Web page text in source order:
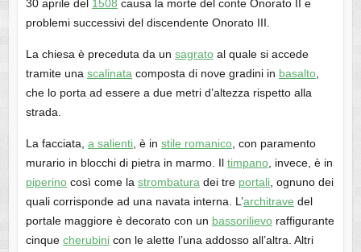
30 aprile del 1508 causa la morte del conte Onorato II e
problemi successivi del discendente Onorato III.
La chiesa è preceduta da un sagratoal quale si accede
tramite una scalinata composta di nove gradini in basalto,
che lo porta ad essere a due metri d’altezza rispetto alla
strada.
La facciata, a salienti, è in stile romanico, con paramento
murario in blocchi di pietra in marmo. Il timpano, invece, è in
piperinocosì come la strombatura dei tre portali, ognuno dei
quali corrisponde ad una navata interna. L’architrave del
portale maggiore è decorato con un bassorilievoraffigurante
cinque cherubinicon le alette l’una addosso all’altra. Altri